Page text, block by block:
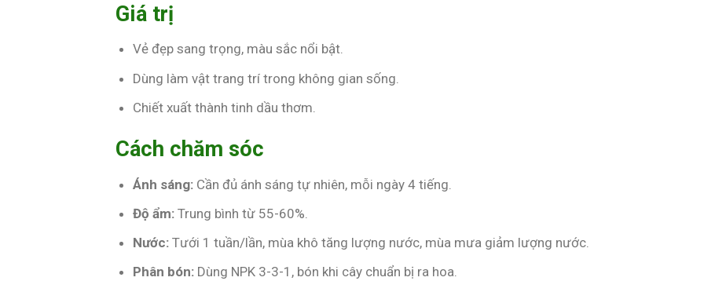
Giá trị
Vẻ đẹp sang trọng, màu sắc nổi bật.
Dùng làm vật trang trí trong không gian sống.
Chiết xuất thành tinh dầu thơm.
Cách chăm sóc
Ánh sáng: Cần đủ ánh sáng tự nhiên, mỗi ngày 4 tiếng.
Độ ẩm: Trung bình từ 55-60%.
Nước: Tưới 1 tuần/lần, mùa khô tăng lượng nước, mùa mưa giảm lượng nước.
Phân bón: Dùng NPK 3-3-1, bón khi cây chuẩn bị ra hoa.